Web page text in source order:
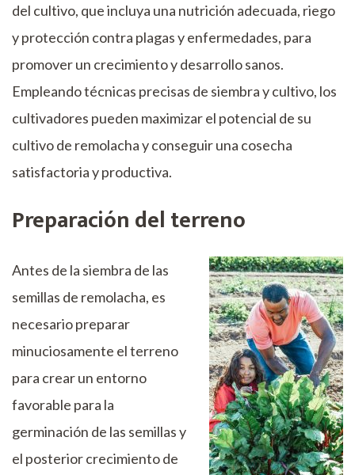
del cultivo, que incluya una nutrición adecuada, riego
y protección contra plagas y enfermedades, para
promover un crecimiento y desarrollo sanos.
Empleando técnicas precisas de siembra y cultivo, los
cultivadores pueden maximizar el potencial de su
cultivo de remolacha y conseguir una cosecha
satisfactoria y productiva.
Preparación del terreno
Antes de la siembra de las
semillas de remolacha, es
necesario preparar
minuciosamente el terreno
para crear un entorno
favorable para la
germinación de las semillas y
el posterior crecimiento de